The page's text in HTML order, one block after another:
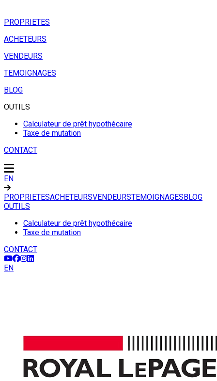
PROPRIETES
ACHETEURS
VENDEURS
TEMOIGNAGES
BLOG
OUTILS
Calculateur de prêt hypothécaire
Taxe de mutation
CONTACT
EN
PROPRIETESACHETEURSVENDEURSTEMOIGNAGESBLOG
OUTILS
Calculateur de prêt hypothécaire
Taxe de mutation
CONTACT
EN